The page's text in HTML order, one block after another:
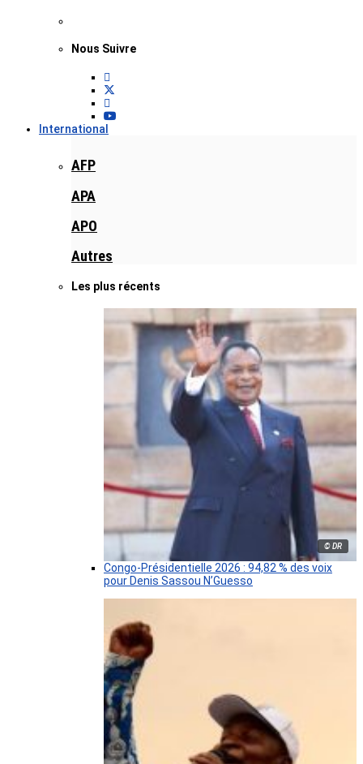
Nous Suivre
International
AFP
APA
APO
Autres
Les plus récents
© DR
Congo-Présidentielle 2026 : 94,82 % des voix
pour Denis Sassou N’Guesso